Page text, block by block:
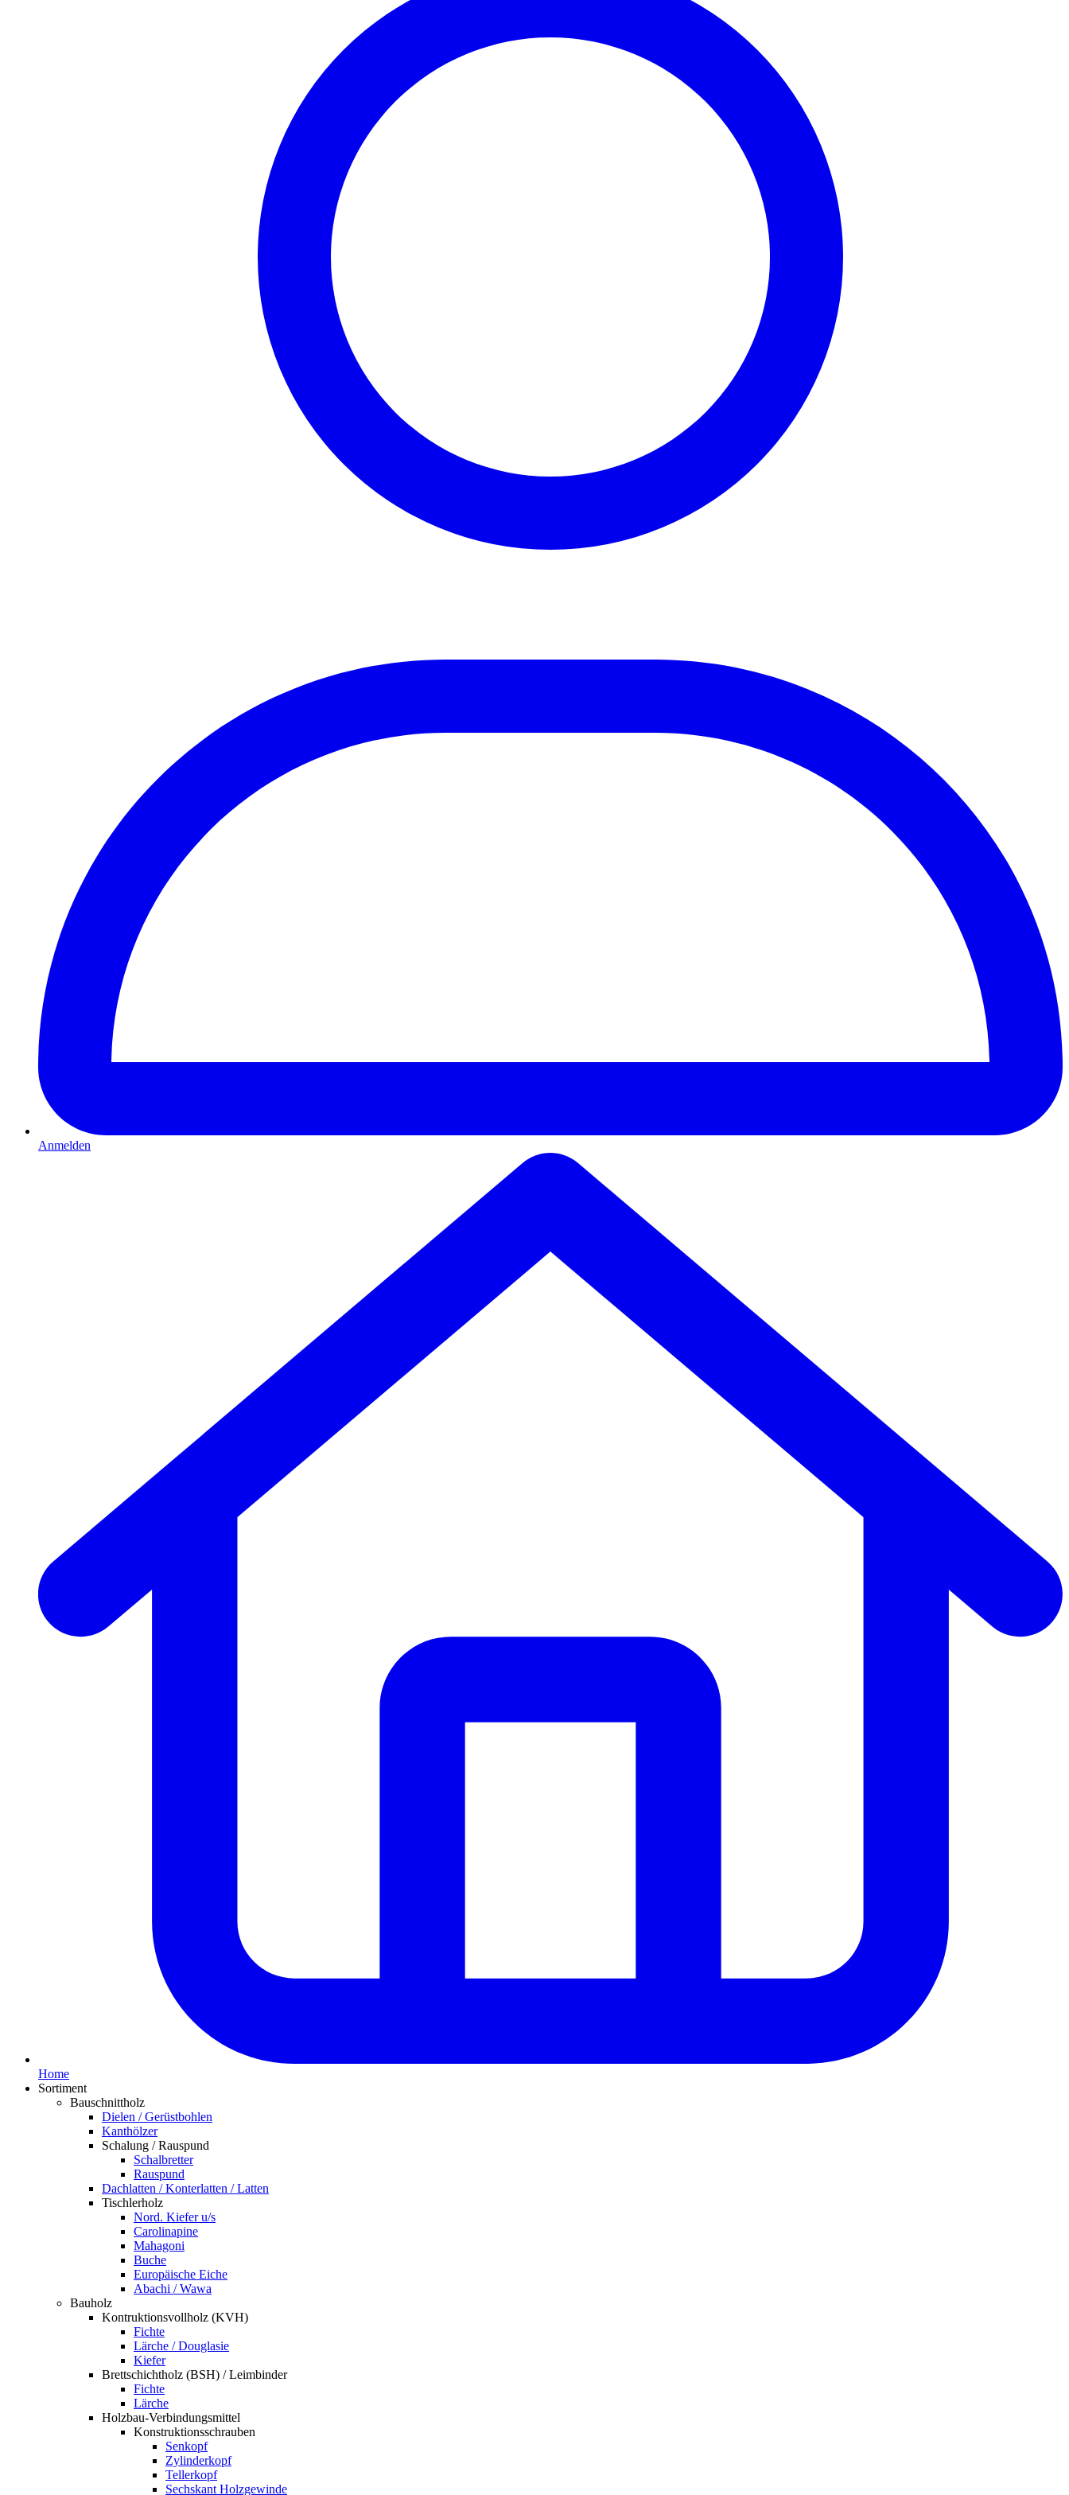
Anmelden
Home
Sortiment
Bauschnittholz
Dielen / Gerüstbohlen
Kanthölzer
Schalung / Rauspund
Schalbretter
Rauspund
Dachlatten / Konterlatten / Latten
Tischlerholz
Nord. Kiefer u/s
Carolinapine
Mahagoni
Buche
Europäische Eiche
Abachi / Wawa
Bauholz
Kontruktionsvollholz (KVH)
Fichte
Lärche / Douglasie
Kiefer
Brettschichtholz (BSH) / Leimbinder
Fichte
Lärche
Holzbau-Verbindungsmittel
Konstruktionsschrauben
Senkopf
Zylinderkopf
Tellerkopf
Sechskant Holzgewinde